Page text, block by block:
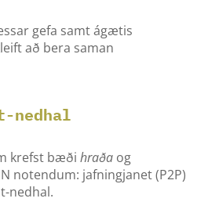
gefa samt ágætis
að bera saman
nedhal
krefst bæðihraða og
notendum: jafningjanet (P2P)
nedhal.